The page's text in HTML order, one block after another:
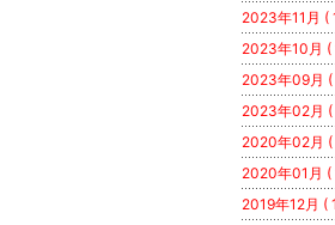
2023年11月 (
2023年10月 (
2023年09月 (
2023年02月 (
2020年02月 (
2020年01月 (
2019年12月 (